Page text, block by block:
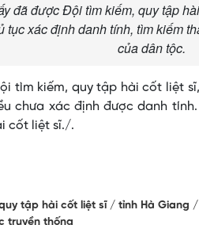
đã được Đội tìm kiếm, quy tập
tục xác định danh tính, tìm kiếm
của dân tộc.
tìm kiếm, quy tập hài cốt liệt
chưa xác định được danh
cốt liệt sĩ./.
tập hài cốt liệt sĩ tỉnh Hà Giang
truyền thống